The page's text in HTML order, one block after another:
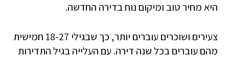
היא מחיר טוב ומיקום נוח בדירה החדשה.
צעירים ושוכרים עוברים יותר, כך שבגילי 18-27 חמישית
מהם עוברים בכל שנה דירה. עם העלייה בגיל התדירות